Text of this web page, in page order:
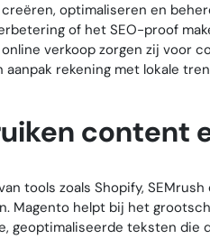
optimaliseren en
of het SEO-proof
verkoop zorgen zij
rekening met lokale
content
tools zoals Shopify,
Magento helpt bij het
geoptimaliseerde teksten die